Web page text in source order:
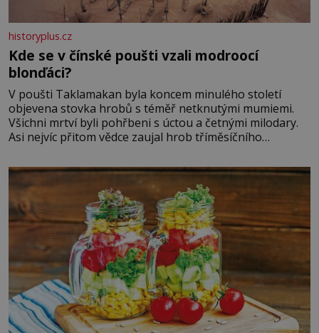
historyplus.cz
Kde se v čínské poušti vzali modroocí
blonďáci?
V poušti Taklamakan byla koncem minulého století
objevena stovka hrobů s téměř netknutými mumiemi.
Všichni mrtví byli pohřbeni s úctou a četnými milodary.
Asi nejvíc přitom vědce zaujal hrob tříměsíčního
blonďaté vlásky. Fakt, že jsou těla dávných lidí nesmírně
dobře zachovalá, přičítají odborníci zdejším klimatickým
podmínkám. Sucho, prosolené písky a extrémně